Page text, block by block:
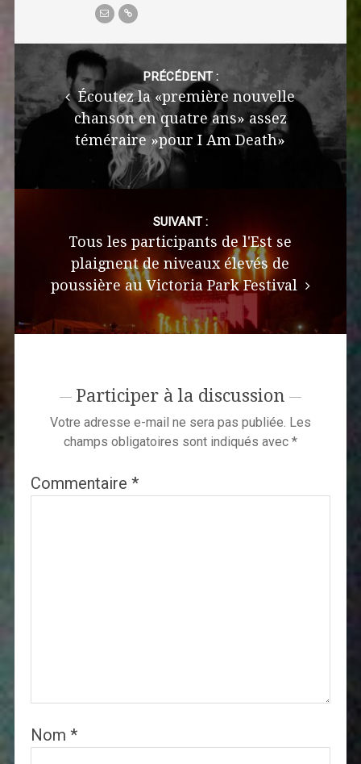
navigation
PRÉCÉDENT :
Écoutez la «première nouvelle
chanson en quatre ans» assez
téméraire »pour I Am Death»
SUIVANT :
Tous les participants de l'Est se
plaignent de niveaux élevés de
poussière au Victoria Park Festival
Participer à la discussion
Votre adresse e-mail ne sera pas publiée. Les
champs obligatoires sont indiqués avec *
Commentaire *
Nom *